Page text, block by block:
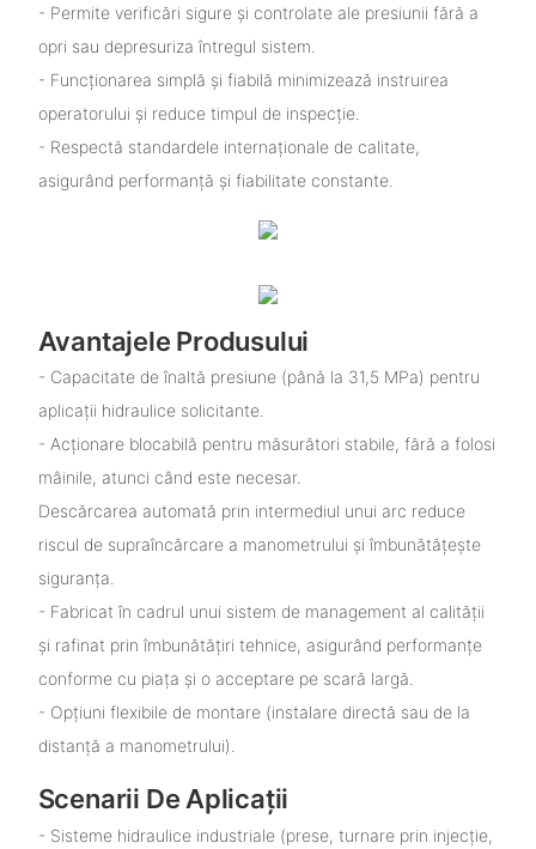
- Permite verificări sigure și controlate ale presiunii fără a
opri sau depresuriza întregul sistem.
- Funcționarea simplă și fiabilă minimizează instruirea
operatorului și reduce timpul de inspecție.
- Respectă standardele internaționale de calitate,
asigurând performanță și fiabilitate constante.
Avantajele Produsului
- Capacitate de înaltă presiune (până la 31,5 MPa) pentru
aplicații hidraulice solicitante.
- Acționare blocabilă pentru măsurători stabile, fără a folosi
mâinile, atunci când este necesar.
Descărcarea automată prin intermediul unui arc reduce
riscul de supraîncărcare a manometrului și îmbunătățește
siguranța.
- Fabricat în cadrul unui sistem de management al calității
și rafinat prin îmbunătățiri tehnice, asigurând performanțe
conforme cu piața și o acceptare pe scară largă.
- Opțiuni flexibile de montare (instalare directă sau de la
distanță a manometrului).
Scenarii De Aplicații
- Sisteme hidraulice industriale (prese, turnare prin injecție,